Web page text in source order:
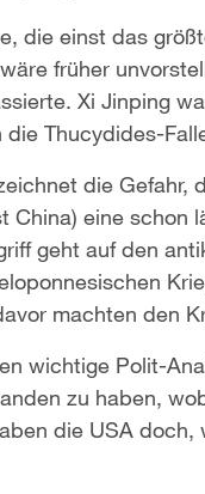
die einst das
früher
Xi Jinping
Thucydides-
die Gefahr,
eine schon
geht auf den
machten den
wichtige Polit-
zu haben,
die USA